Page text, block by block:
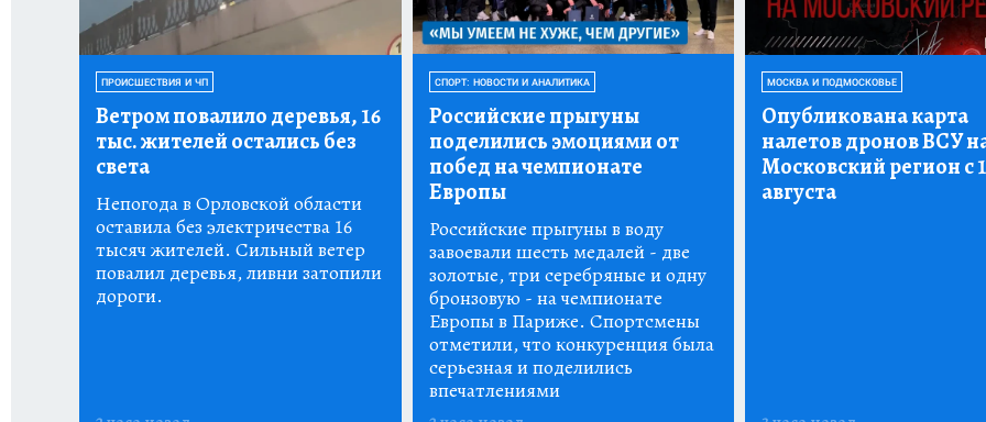
ПРОИСШЕСТВИЯ И ЧП
Ветром повалило деревья, 16
тыс.жителей остались без
света
Непогода в Орловской области
оставила без электричества 16
тысяч жителей. Сильный ветер
повалил деревья, ливни затопили
дороги.
СПОРТ: НОВОСТИ И АНАЛИТИКА
Российские прыгуны
поделились эмоциями от
побед на чемпионате
Европы
Российские прыгуны в воду
завоевали шесть медалей - две
золотые, три серебряные и одну
бронзовую - на чемпионате
Европы в Париже. Спортсмены
отметили, что конкуренция была
серьезная и поделились
впечатлениями
МОСКВА И ПОДМОСКОВЬЕ
Опубликована карта
налетов дронов ВСУ
Московский регион с
августа